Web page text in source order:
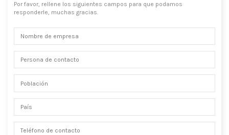
Por favor, rellene los siguientes campos para que podamos
responderle, muchas gracias.